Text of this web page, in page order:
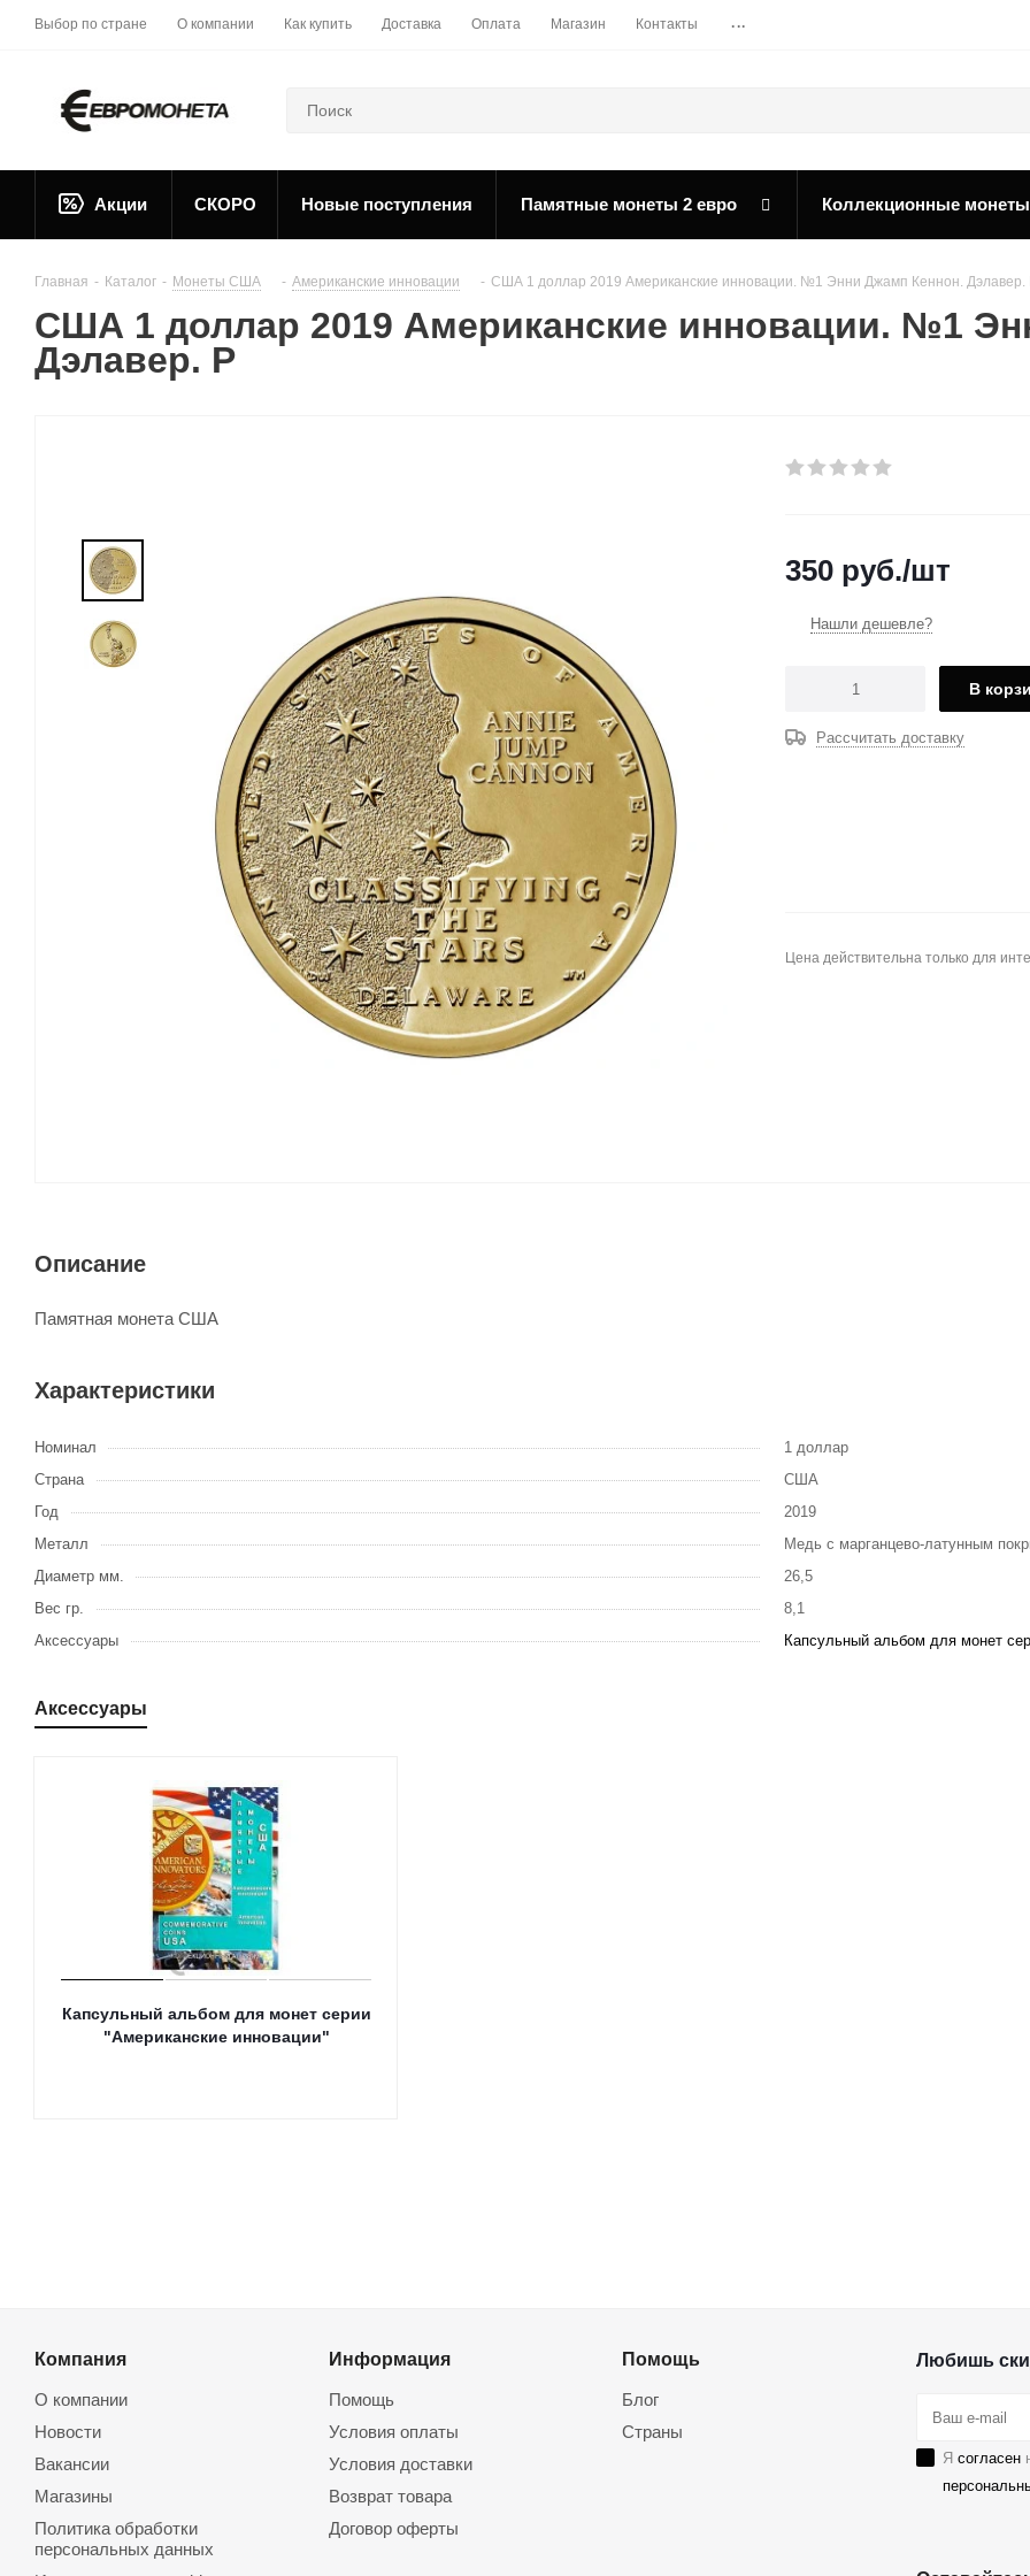
Выбор по стране О компании Как купить Доставка Оплата Магазин Контакты ...
Акции СКОРО Новые поступления Памятные монеты 2 евро Коллекционные
Главная - Каталог - Монеты США - Американские инновации - США 1 доллар 2019 Американские инновации. №1 Энни Джамп Кеннон. Дэлавер.
США 1 доллар 2019 Американские инновации. №1
Дэлавер. P
350 руб./шт
Нашли дешевле?
В
Рассчитать доставку
Цена действительна только для
Описание
Памятная монета США
Характеристики
Номинал
1 доллар
Страна
США
Год
2019
Металл
Медь с марганцево-латунным
Диаметр мм.
26,5
Вес гр.
8,1
Аксессуары
Капсульный альбом для монет
Аксессуары
Капсульный альбом для монет серии
"Американские инновации"
Компания
О компании
Новости
Вакансии
Магазины
Политика обработки
персональных данных
Информация
Помощь
Условия оплаты
Условия доставки
Возврат товара
Договор оферты
Помощь
Блог
Страны
Любишь
Я согласен